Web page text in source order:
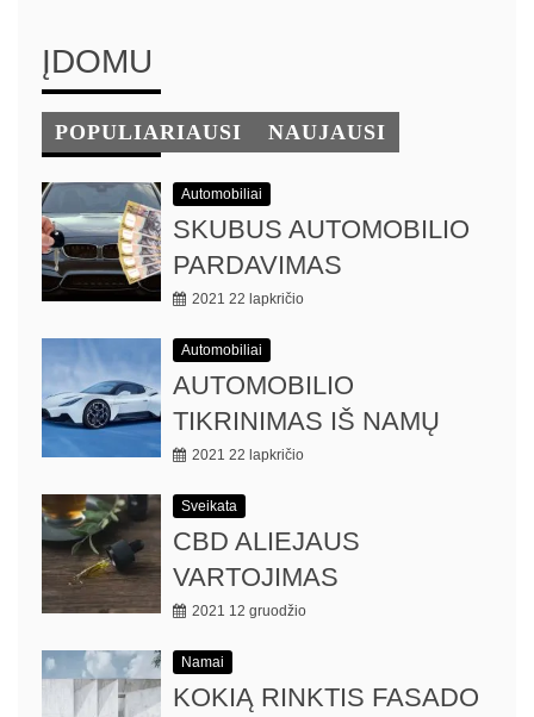
ĮDOMU
POPULIARIAUSI NAUJAUSI
Automobiliai
SKUBUS AUTOMOBILIO
PARDAVIMAS
2021 22 lapkričio
Automobiliai
AUTOMOBILIO
TIKRINIMAS IŠ NAMŲ
2021 22 lapkričio
Sveikata
CBD ALIEJAUS
VARTOJIMAS
2021 12 gruodžio
Namai
KOKIĄ RINKTIS FASADO